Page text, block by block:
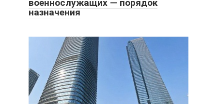
военнослужащих — порядок
назначения